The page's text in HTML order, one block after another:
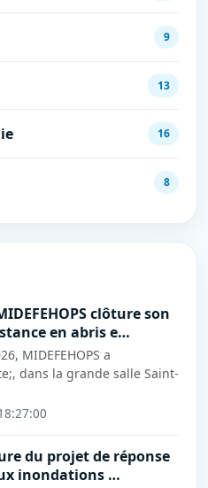
9
13
16
8
clôture son
en abris e…
MIDEFEHOPS a
dans la grande salle Saint-
du projet de réponse
inondations …